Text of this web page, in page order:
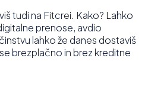
tudi na Fitcrei. Kako? Lahko
prenose, avdio
lahko že danes dostaviš
brezplačno in brez kreditne